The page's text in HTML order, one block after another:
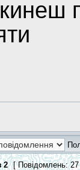
2 [ Повідомлень: